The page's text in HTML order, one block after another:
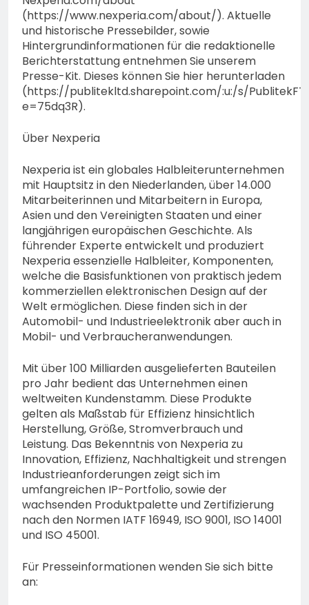
(https://www.nexperia.com/about/). Aktuelle
und historische Pressebilder, sowie
Hintergrundinformationen für die redaktionelle
Berichterstattung entnehmen Sie unserem
Presse-Kit. Dieses können Sie hier herunterladen
(https://publitekltd.sharepoint.com/:u:/s/
e=75dq3R).
Über Nexperia
Nexperia ist ein globales Halbleiterunternehmen
mit Hauptsitz in den Niederlanden, über 14.000
Mitarbeiterinnen und Mitarbeitern in Europa,
Asien und den Vereinigten Staaten und einer
langjährigen europäischen Geschichte. Als
führender Experte entwickelt und produziert
Nexperia essenzielle Halbleiter, Komponenten,
welche die Basisfunktionen von praktisch jedem
kommerziellen elektronischen Design auf der
Welt ermöglichen. Diese finden sich in der
Automobil- und Industrieelektronik aber auch in
Mobil- und Verbraucheranwendungen.
Mit über 100 Milliarden ausgelieferten Bauteilen
pro Jahr bedient das Unternehmen einen
weltweiten Kundenstamm. Diese Produkte
gelten als Maßstab für Effizienz hinsichtlich
Herstellung, Größe, Stromverbrauch und
Leistung. Das Bekenntnis von Nexperia zu
Innovation, Effizienz, Nachhaltigkeit und strengen
Industrieanforderungen zeigt sich im
umfangreichen IP-Portfolio, sowie der
wachsenden Produktpalette und Zertifizierung
nach den Normen IATF 16949, ISO 9001, ISO 14001
und ISO 45001.
Für Presseinformationen wenden Sie sich bitte
an: